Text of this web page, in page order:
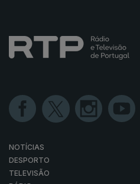
NOTÍCIAS
DESPORTO
TELEVISÃO